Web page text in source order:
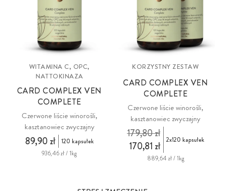
WITAMINA C, OPC,
NATTOKINAZA
CARD COMPLEX VEN
COMPLETE
Czerwone liście winorośli,
kasztanowiec zwyczajny
89,90 zł
120 kapsułek
936,46 zł / 1kg
KORZYSTNY ZESTAW
CARD COMPLEX VEN
COMPLETE
Czerwone liście winorośli,
kasztanowiec zwyczajny
170,81 zł
179,80 zł 2x120 kapsułek
889,64 zł / 1kg